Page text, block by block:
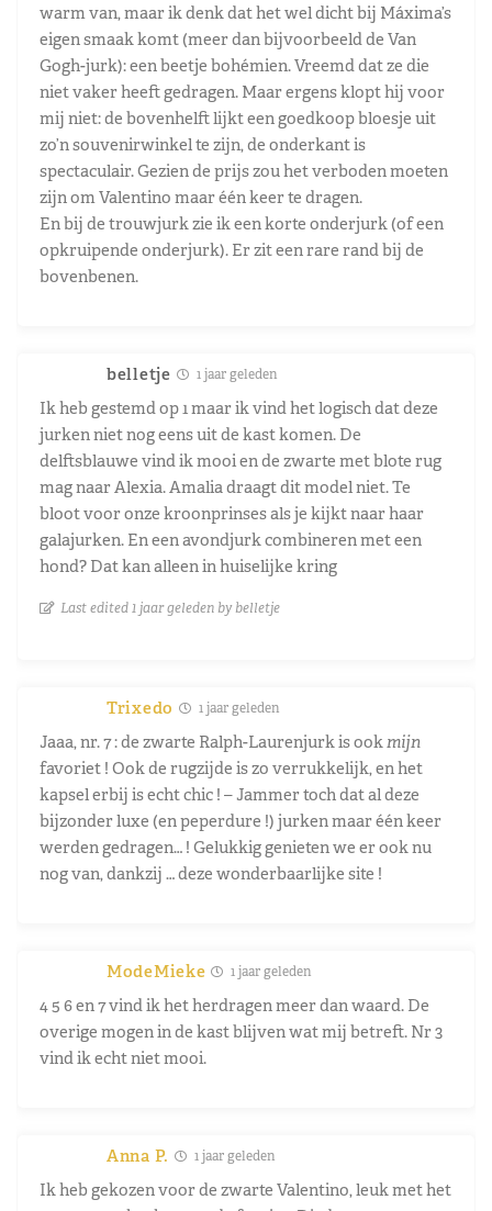
warm van, maar ik denk dat het wel dicht bij Máxima’s
eigen smaak komt (meer dan bijvoorbeeld de Van
Gogh-jurk): een beetje bohémien. Vreemd dat ze die
niet vaker heeft gedragen. Maar ergens klopt hij voor
mij niet: de bovenhelft lijkt een goedkoop bloesje uit
zo’n souvenirwinkel te zijn, de onderkant is
spectaculair. Gezien de prijs zou het verboden moeten
zijn om Valentino maar één keer te dragen.
En bij de trouwjurk zie ik een korte onderjurk (of een
opkruipende onderjurk). Er zit een rare rand bij de
bovenbenen.
belletje 1 jaar geleden
Ik heb gestemd op 1 maar ik vind het logisch dat deze
jurken niet nog eens uit de kast komen. De
delftsblauwe vind ik mooi en de zwarte met blote rug
mag naar Alexia. Amalia draagt dit model niet. Te
bloot voor onze kroonprinses als je kijkt naar haar
galajurken. En een avondjurk combineren met een
hond? Dat kan alleen in huiselijke kring
Last edited 1 jaar geleden by belletje
Trixedo 1 jaar geleden
Jaaa, nr. 7 : de zwarte Ralph-Laurenjurk is ook mijn
favoriet ! Ook de rugzijde is zo verrukkelijk, en het
kapsel erbij is echt chic ! – Jammer toch dat al deze
bijzonder luxe (en peperdure !) jurken maar één keer
werden gedragen… ! Gelukkig genieten we er ook nu
nog van, dankzij … deze wonderbaarlijke site !
ModeMieke 1 jaar geleden
4 5 6 en 7 vind ik het herdragen meer dan waard. De
overige mogen in de kast blijven wat mij betreft. Nr 3
vind ik echt niet mooi.
Anna P. 1 jaar geleden
Ik heb gekozen voor de zwarte Valentino, leuk met het